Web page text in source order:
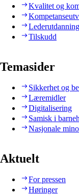
Kvalitet og
Lederutdanning
Tilskudd
Temasider
Sikkerhet og
Læremidler
Digitalisering
Samisk i
Nasjonale
Aktuelt
For pressen
Høringer